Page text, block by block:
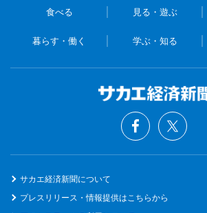
食べる 見る・遊ぶ
暮らす・働く 学ぶ・知る
サカエ経済新聞について
プレスリリース・情報提供はこちらから